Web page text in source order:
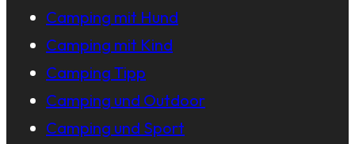
Camping mit Hund
Camping mit Kind
Camping Tipp
Camping und Outdoor
Camping und Sport